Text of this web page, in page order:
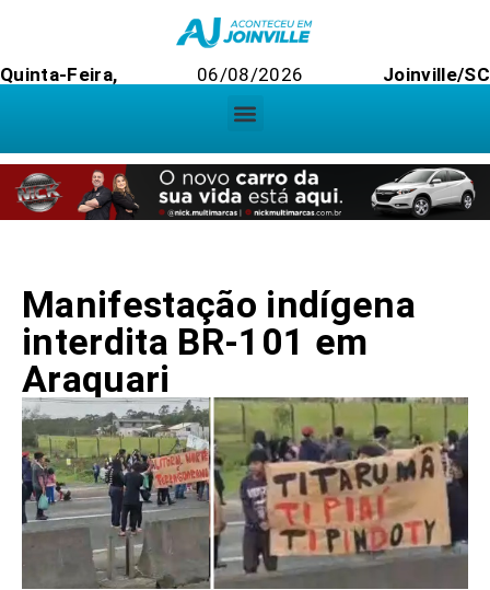
Quinta-Feira, 06/08/2026 Joinville/SC
Manifestação indígena
interdita BR-101 em
Araquari